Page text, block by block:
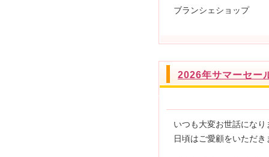
ブランシェショップ
2026年サマーセー
いつも大変お世話になり
日頃はご愛顧をいただ